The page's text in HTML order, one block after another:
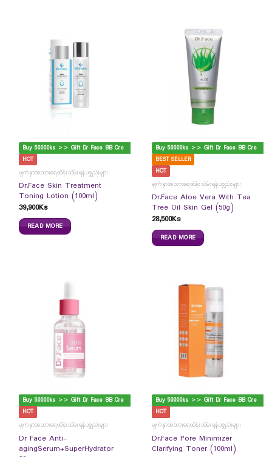
B
uy 50000ks >> Gift Dr Face BB Cream
HOT
မျက်နှာအသားရေထိန်းသိမ်းရန်ပစ္စည်းများ
Dr.Face Skin Treatment
Toning Lotion (100ml)
39,900Ks
READ MORE
B
uy 50000ks >> Gift Dr Face BB Cream
BEST SELLER
HOT
မျက်နှာအသားရေထိန်းသိမ်းရန်ပစ္စည်းများ
Dr.Face Aloe Vera With Tea
Tree Oil Skin Gel (50g)
28,500Ks
READ MORE
B
uy 50000ks >> Gift Dr Face BB Cream
HOT
မျက်နှာအသားရေထိန်းသိမ်းရန်ပစ္စည်းများ
Dr Face Anti-
agingSerum+SuperHydrator
B
uy 50000ks >> Gift Dr Face BB Cream
HOT
မျက်နှာအသားရေထိန်းသိမ်းရန်ပစ္စည်းများ
Dr.Face Pore Minimizer
Clarifying Toner (100ml)